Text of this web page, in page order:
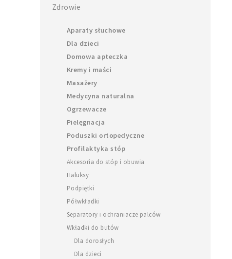
Zdrowie
Aparaty słuchowe
Dla dzieci
Domowa apteczka
Kremy i maści
Masażery
Medycyna naturalna
Ogrzewacze
Pielęgnacja
Poduszki ortopedyczne
Profilaktyka stóp
Akcesoria do stóp i obuwia
Haluksy
Podpiętki
Półwkładki
Separatory i ochraniacze palców
Wkładki do butów
Dla dorosłych
Dla dzieci